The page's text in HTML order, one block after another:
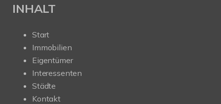
INHALT
Start
Immobilien
Eigentümer
Interessenten
Städte
Kontakt